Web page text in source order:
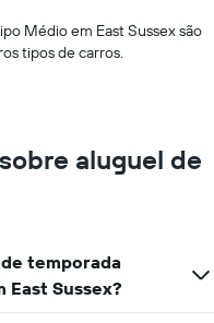
Médio em East Sussex são
tipos de carros.
aluguel de
temporada
East Sussex?